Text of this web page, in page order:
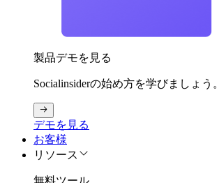
製品デモを見る
Socialinsiderの始め方を学びましょう。
デモを見る
お客様
リソース
無料ツール